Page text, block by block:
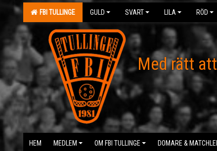
FBI TULLINGE GULD SVART LILA RÖD
Med rätt
HEM MEDLEM OM FBI TULLINGE DOMARE &